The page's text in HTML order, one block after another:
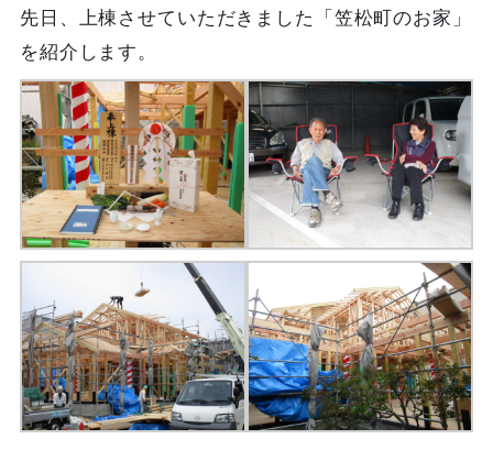
先日、上棟させていただきました「笠松町のお家」
を紹介します。